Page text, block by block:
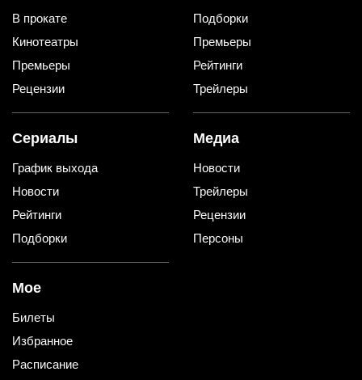
В прокате
Кинотеатры
Премьеры
Рецензии
Подборки
Премьеры
Рейтинги
Трейлеры
Сериалы
График выхода
Новости
Рейтинги
Подборки
Медиа
Новости
Трейлеры
Рецензии
Персоны
Мое
Билеты
Избранное
Расписание